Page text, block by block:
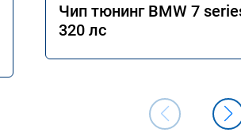
Чип тюнинг BMW 7
320 лс